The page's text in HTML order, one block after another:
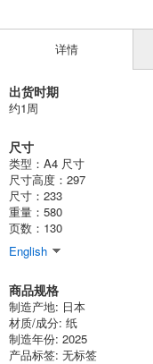
详情
出货时期
约1周
尺寸
类型：A4 尺寸
尺寸高度：297
尺寸：233
重量：580
页数：130
English
商品规格
制造产地: 日本
材质/成分: 纸
制造年份: 2025
产品标签: 无标签